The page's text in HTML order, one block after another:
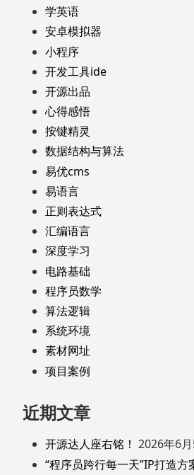
学英语
安卓模拟器
小程序
开发工具ide
开源出品
心得感悟
按键精灵
数据结构与算法
易优cms
易语言
正则表达式
汇编语言
深度学习
电路基础
程序员数学
算法逻辑
系统环境
素材网址
项目案例
近期文章
开源达人座右铭！ 2026年6
“程序员跨行每一天”IP打造方